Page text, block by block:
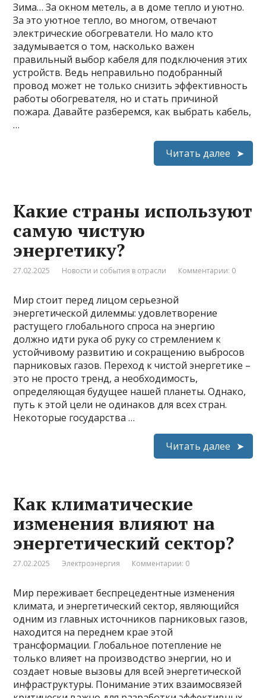
Зима… За окном метель, а в доме тепло и уютно.
За это уютное тепло, во многом, отвечают
электрические обогреватели. Но мало кто
задумывается о том, насколько важен
правильный выбор кабеля для подключения этих
устройств. Ведь неправильно подобранный
провод может не только снизить эффективность
работы обогревателя, но и стать причиной
пожара. Давайте разберемся, как выбрать кабель,
…
Читать далее
Какие страны используют
самую чистую
энергетику?
27.02.2025 Новости и события в отрасли Комментарии: 0
Мир стоит перед лицом серьезной
энергетической дилеммы: удовлетворение
растущего глобального спроса на энергию
должно идти рука об руку со стремлением к
устойчивому развитию и сокращению выбросов
парниковых газов. Переход к чистой энергетике –
это не просто тренд, а необходимость,
определяющая будущее нашей планеты. Однако,
путь к этой цели не одинаков для всех стран.
Некоторые государства …
Читать далее
Как климатические
изменения влияют на
энергетический сектор?
27.02.2025 Электроэнергия Комментарии: 0
Мир переживает беспрецедентные изменения
климата, и энергетический сектор, являющийся
одним из главных источников парниковых газов,
находится на переднем крае этой
трансформации. Глобальное потепление не
только влияет на производство энергии, но и
создает новые вызовы для всей энергетической
инфраструктуры. Понимание этих взаимосвязей